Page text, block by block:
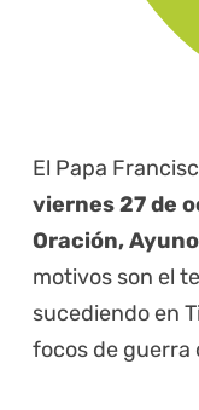
El Papa
viernes 27 de
Oración,
motivos son el
sucediendo en
focos de guerra